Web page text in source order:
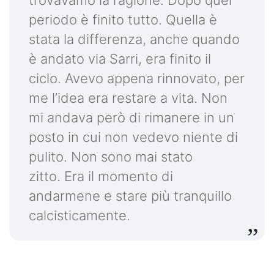
periodo è finito tutto. Quella è
stata la differenza, anche quando
è andato via Sarri, era finito il
ciclo. Avevo appena rinnovato, per
me l’idea era restare a vita. Non
mi andava però di rimanere in un
posto in cui non vedevo niente di
pulito. Non sono mai stato
zitto. Era il momento di
andarmene e stare più tranquillo
calcisticamente.